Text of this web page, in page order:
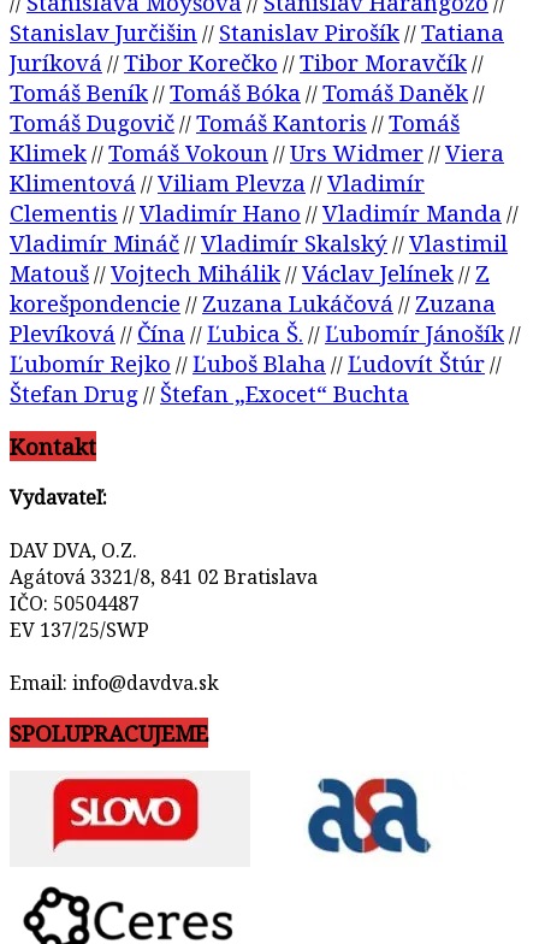
Stanislav Jurčišin// Stanislav Pirošík//Tatiana
Juríková //Tibor Korečko //Tibor Moravčík//
Tomáš Beník//Tomáš Bóka //Tomáš Daněk//
Tomáš Dugovič//Tomáš Kantoris //Tomáš
Klimek//Tomáš Vokoun//Urs Widmer//Viera
Klimentová //Viliam Plevza //Vladimír
Clementis //Vladimír Hano //Vladimír Manda //
Vladimír Mináč//Vladimír Skalský//Vlastimil
Matouš//Vojtech Mihálik//Václav Jelínek// Z
korešpondencie // Zuzana Lukáčová // Zuzana
Plevíková // Čína //Ľubica Š. //Ľubomír Jánošík//
Ľubomír Rejko //Ľuboš Blaha //Ľudovít Štúr//
Štefan Drug// Štefan „Exocet“ Buchta
Kontakt
Vydavateľ:
DAV DVA, O.Z.
Agátová 3321/8, 841 02 Bratislava
IČO: 50504487
EV 137/25/SWP
Email: info@davdva.sk
SPOLUPRACUJEME